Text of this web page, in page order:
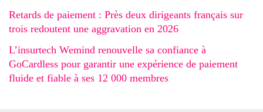
Retards de paiement : Près deux dirigeants français sur
trois redoutent une aggravation en 2026
L’insurtech Wemind renouvelle sa confiance à
GoCardless pour garantir une expérience de paiement
fluide et fiable à ses 12 000 membres